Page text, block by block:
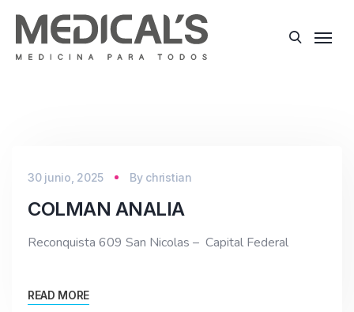
30 junio, 2025 By christian
COLMAN ANALIA
Reconquista 609 San Nicolas – Capital Federal
READ MORE